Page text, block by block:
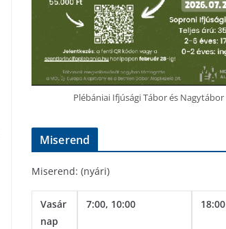
Plébániai Ifjúsági Tábor és Nagytábor
Miserend
Miserend: (nyári)
Vasár
nap
7:00, 10:00 18:00